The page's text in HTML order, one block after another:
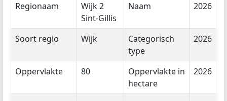
Regionaam
Wijk 2
Sint-Gillis
Naam 2026
Soort regio Wijk
Categorisch
type
2026
Oppervlakte 80
Oppervlakte in
hectare
2026